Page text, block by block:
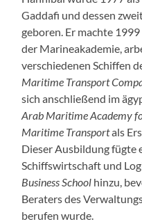
Gaddafi und dessen
geboren. Er machte
der Marineakademie,
verschiedenen Schiffen
Maritime Transport
sich anschließend im
Arab Maritime Academy
Maritime Transportals
Dieser Ausbildung fügte
Schiffswirtschaft und
Business School hinzu,
Beraters des
berufen wurde.